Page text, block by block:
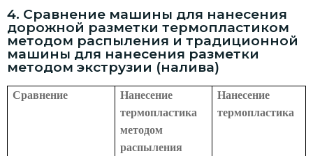
4. Сравнение машины для нанесения
дорожной разметки термопластиком
методом распыления и традиционной
машины для нанесения разметки
методом экструзии (налива)
Сравнение
Нанесение
термопластика
методом
распыления
Нанесение
термопластика